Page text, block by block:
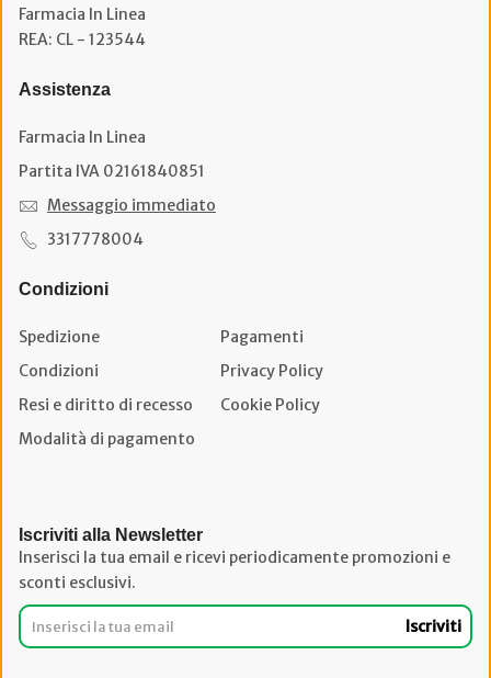
Farmacia In Linea
REA: CL - 123544
Assistenza
Farmacia In Linea
Partita IVA 02161840851
Messaggio immediato
3317778004
Condizioni
Spedizione
Pagamenti
Condizioni
Privacy Policy
Resi e diritto di recesso
Cookie Policy
Modalità di pagamento
Iscriviti alla Newsletter
Inserisci la tua email e ricevi periodicamente promozioni e
sconti esclusivi.
Iscriviti